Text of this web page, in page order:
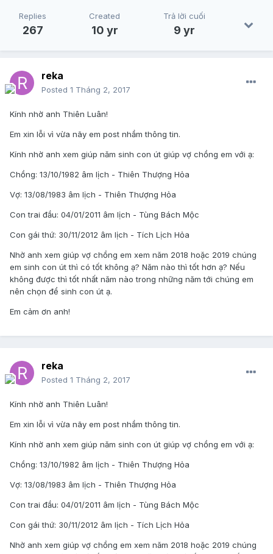
Replies
267
Created
10 yr
Trả lời cuối
9 yr
reka
Posted 1 Tháng 2, 2017
Kính nhờ anh Thiên Luân!
Em xin lỗi vì vừa nãy em post nhầm thông tin.
Kính nhờ anh xem giúp năm sinh con út giúp vợ chồng em với ạ:
Chồng: 13/10/1982 âm lịch - Thiên Thượng Hỏa
Vợ: 13/08/1983 âm lịch - Thiên Thượng Hỏa
Con trai đầu: 04/01/2011 âm lịch - Tùng Bách Mộc
Con gái thứ: 30/11/2012 âm lịch - Tích Lịch Hỏa
Nhờ anh xem giúp vợ chồng em xem năm 2018 hoặc 2019 chúng
em sinh con út thì có tốt không ạ? Năm nào thì tốt hơn ạ? Nếu
không được thì tốt nhất năm nào trong những năm tới chúng em
nên chọn để sinh con út ạ.
Em cảm ơn anh!
reka
Posted 1 Tháng 2, 2017
Kính nhờ anh Thiên Luân!
Em xin lỗi vì vừa nãy em post nhầm thông tin.
Kính nhờ anh xem giúp năm sinh con út giúp vợ chồng em với ạ:
Chồng: 13/10/1982 âm lịch - Thiên Thượng Hỏa
Vợ: 13/08/1983 âm lịch - Thiên Thượng Hỏa
Con trai đầu: 04/01/2011 âm lịch - Tùng Bách Mộc
Con gái thứ: 30/11/2012 âm lịch - Tích Lịch Hỏa
Nhờ anh xem giúp vợ chồng em xem năm 2018 hoặc 2019 chúng